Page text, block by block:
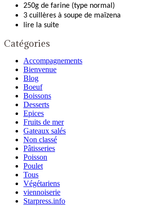
250g de farine (type normal)
3 cuillères à soupe de maïzena
lire la suite
Catégories
Accompagnements
Bienvenue
Blog
Boeuf
Boissons
Desserts
Epices
Fruits de mer
Gateaux salés
Non classé
Pâtisseries
Poisson
Poulet
Tous
Végétariens
viennoiserie
Starpress.info